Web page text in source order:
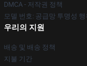
DMCA - 저작권 정책
모델 번호: 공급망 투명성 행
우리의 지원
배송 및 배송 정책
지불 기간